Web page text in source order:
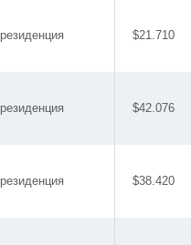
резиденция $21.710
резиденция $42.076
резиденция $38.420